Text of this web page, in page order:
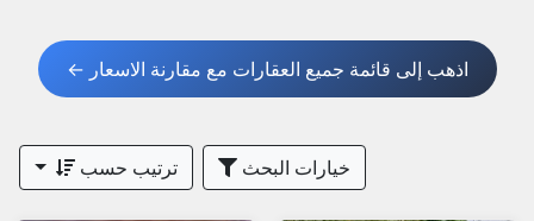
- استراحات إطلالة وادي وأفلاج
- فلل مع مساحات واسعة
**نصائح مهمة عند استئجار استراحة في الكامل والوافي
اذهب إلى قائمة جميع العقارات مع مقارنة الاسعار ←
خيارات البحث ترتيب حسب